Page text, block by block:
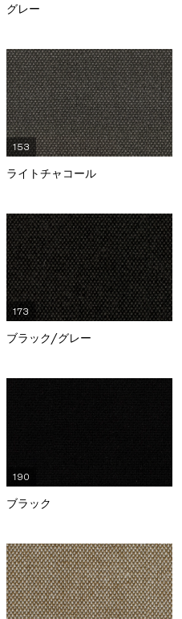
グレー
153
ライトチャコール
173
ブラック/グレー
190
ブラック